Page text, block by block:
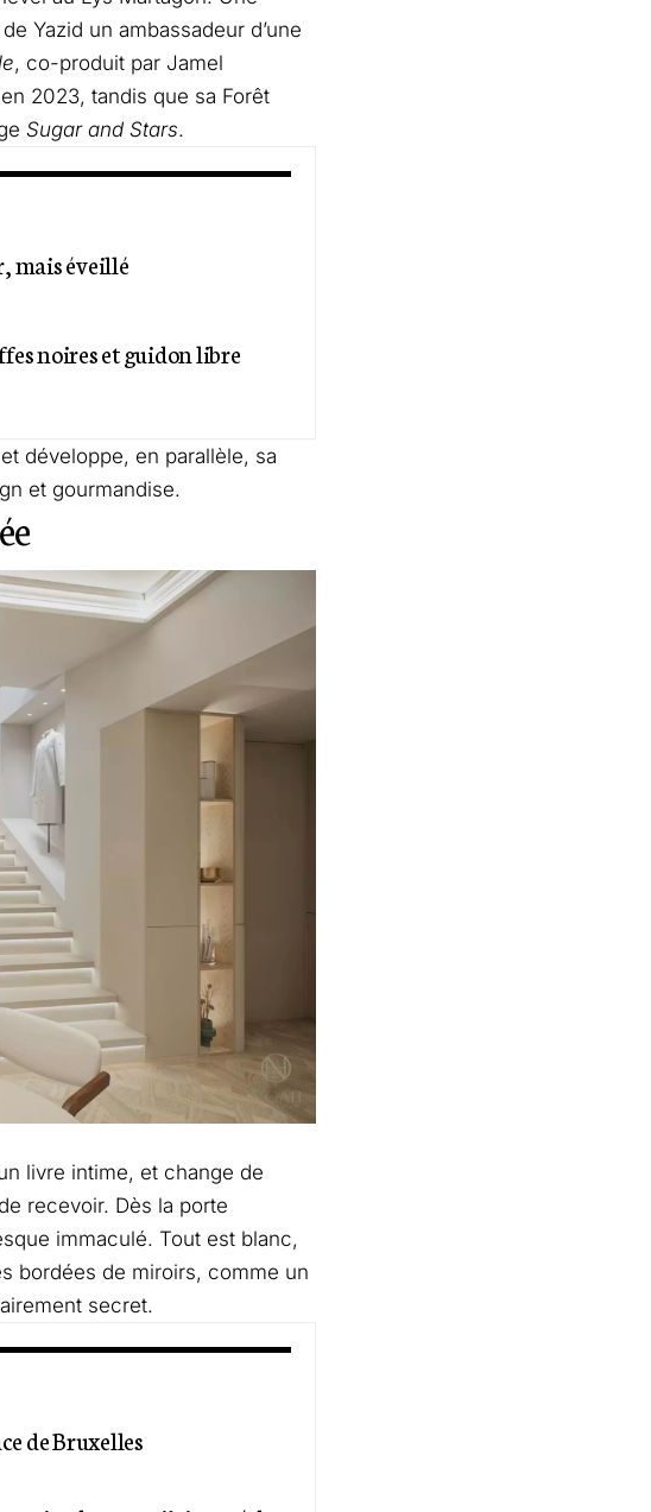
Yazid un ambassadeur d’une
, co-produit par Jamel
2023, tandis que sa Forêt
Sugar and Stars.
mais éveillé
noires et guidon libre
développe, en parallèle, sa
et gourmandise.
livre intime, et change de
recevoir. Dès la porte
immaculé. Tout est blanc,
bordées de miroirs, comme un
secret.
de Bruxelles